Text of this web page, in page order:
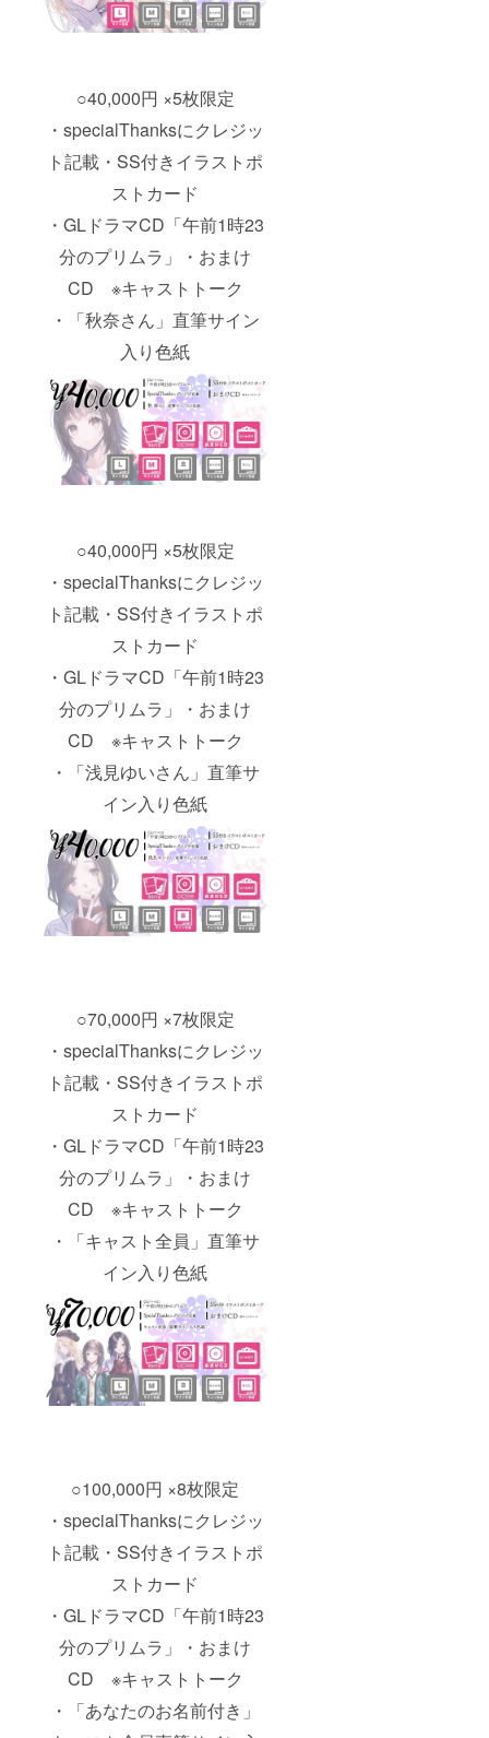
○40,000円 ×5枚限定
・specialThanksにクレジッ
ト記載・SS付きイラストポ
ストカード
・GLドラマCD「午前1時23
分のプリムラ」・おまけ
CD ※キャストトーク
・「秋奈さん」直筆サイン
入り色紙
○40,000円 ×5枚限定
・specialThanksにクレジッ
ト記載・SS付きイラストポ
ストカード
・GLドラマCD「午前1時23
分のプリムラ」・おまけ
CD ※キャストトーク
・「浅見ゆいさん」直筆サ
イン入り色紙
○70,000円 ×7枚限定
・specialThanksにクレジッ
ト記載・SS付きイラストポ
ストカード
・GLドラマCD「午前1時23
分のプリムラ」・おまけ
CD ※キャストトーク
・「キャスト全員」直筆サ
イン入り色紙
○100,000円 ×8枚限定
・specialThanksにクレジッ
ト記載・SS付きイラストポ
ストカード
・GLドラマCD「午前1時23
分のプリムラ」・おまけ
CD ※キャストトーク
・「あなたのお名前付き」